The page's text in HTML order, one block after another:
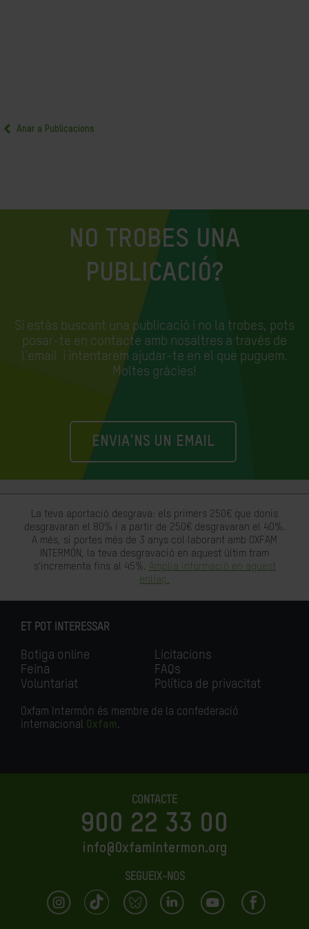
Anar a Publicacions
NO TROBES UNA
PUBLICACIÓ?
Si estàs buscant una publicació i no la trobes, pots
posar-te en contacte amb nosaltres a través de
l'email i intentarem ajudar-te en el que puguem.
Moltes gràcies!
ENVIA'NS UN EMAIL
La teva aportació desgrava: els primers 250€ que donis
desgravaran el 80% i a partir de 250€ desgravaran el 40%.
A més, si portes més de 3 anys col·laborant amb OXFAM
INTERMÓN, la teva desgravació en aquest últim tram
s'incrementa fins al 45%. Amplia informació en aquest
enllaç.
ET POT INTERESSAR
Botiga online
Feina
Voluntariat
Licitacions
FAQs
Política de privacitat
Oxfam Intermón és membre de la confederació
internacional Oxfam.
CONTACTE
900 22 33 00
info@OxfamIntermon.org
SEGUEIX-NOS